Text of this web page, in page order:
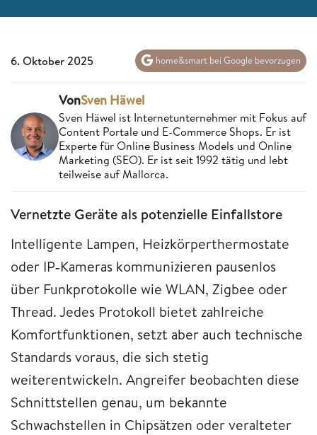
6. Oktober 2025 home&smart bei Google bevorzugen
VonSven Häwel
Sven Häwel ist Internetunternehmer mit Fokus auf
Content Portale und E-Commerce Shops. Er ist
Experte für Online Business Models und Online
Marketing (SEO). Er ist seit 1992 tätig und lebt
teilweise auf Mallorca.
Vernetzte Geräte als potenzielle Einfallstore
Intelligente Lampen, Heizkörperthermostate
oder IP‑Kameras kommunizieren pausenlos
über Funkprotokolle wie WLAN, Zigbee oder
Thread. Jedes Protokoll bietet zahlreiche
Komfortfunktionen, setzt aber auch technische
Standards voraus, die sich stetig
weiterentwickeln. Angreifer beobachten diese
Schnittstellen genau, um bekannte
Schwachstellen in Chipsätzen oder veralteter